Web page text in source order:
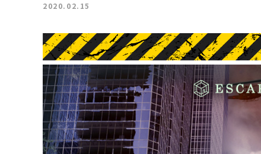
AR避難体験
避難所運営対策編
よくあるご質問
防災イベント一覧
会社概要
お問合せ
2020.02.15